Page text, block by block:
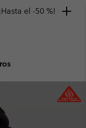
el -50 %!